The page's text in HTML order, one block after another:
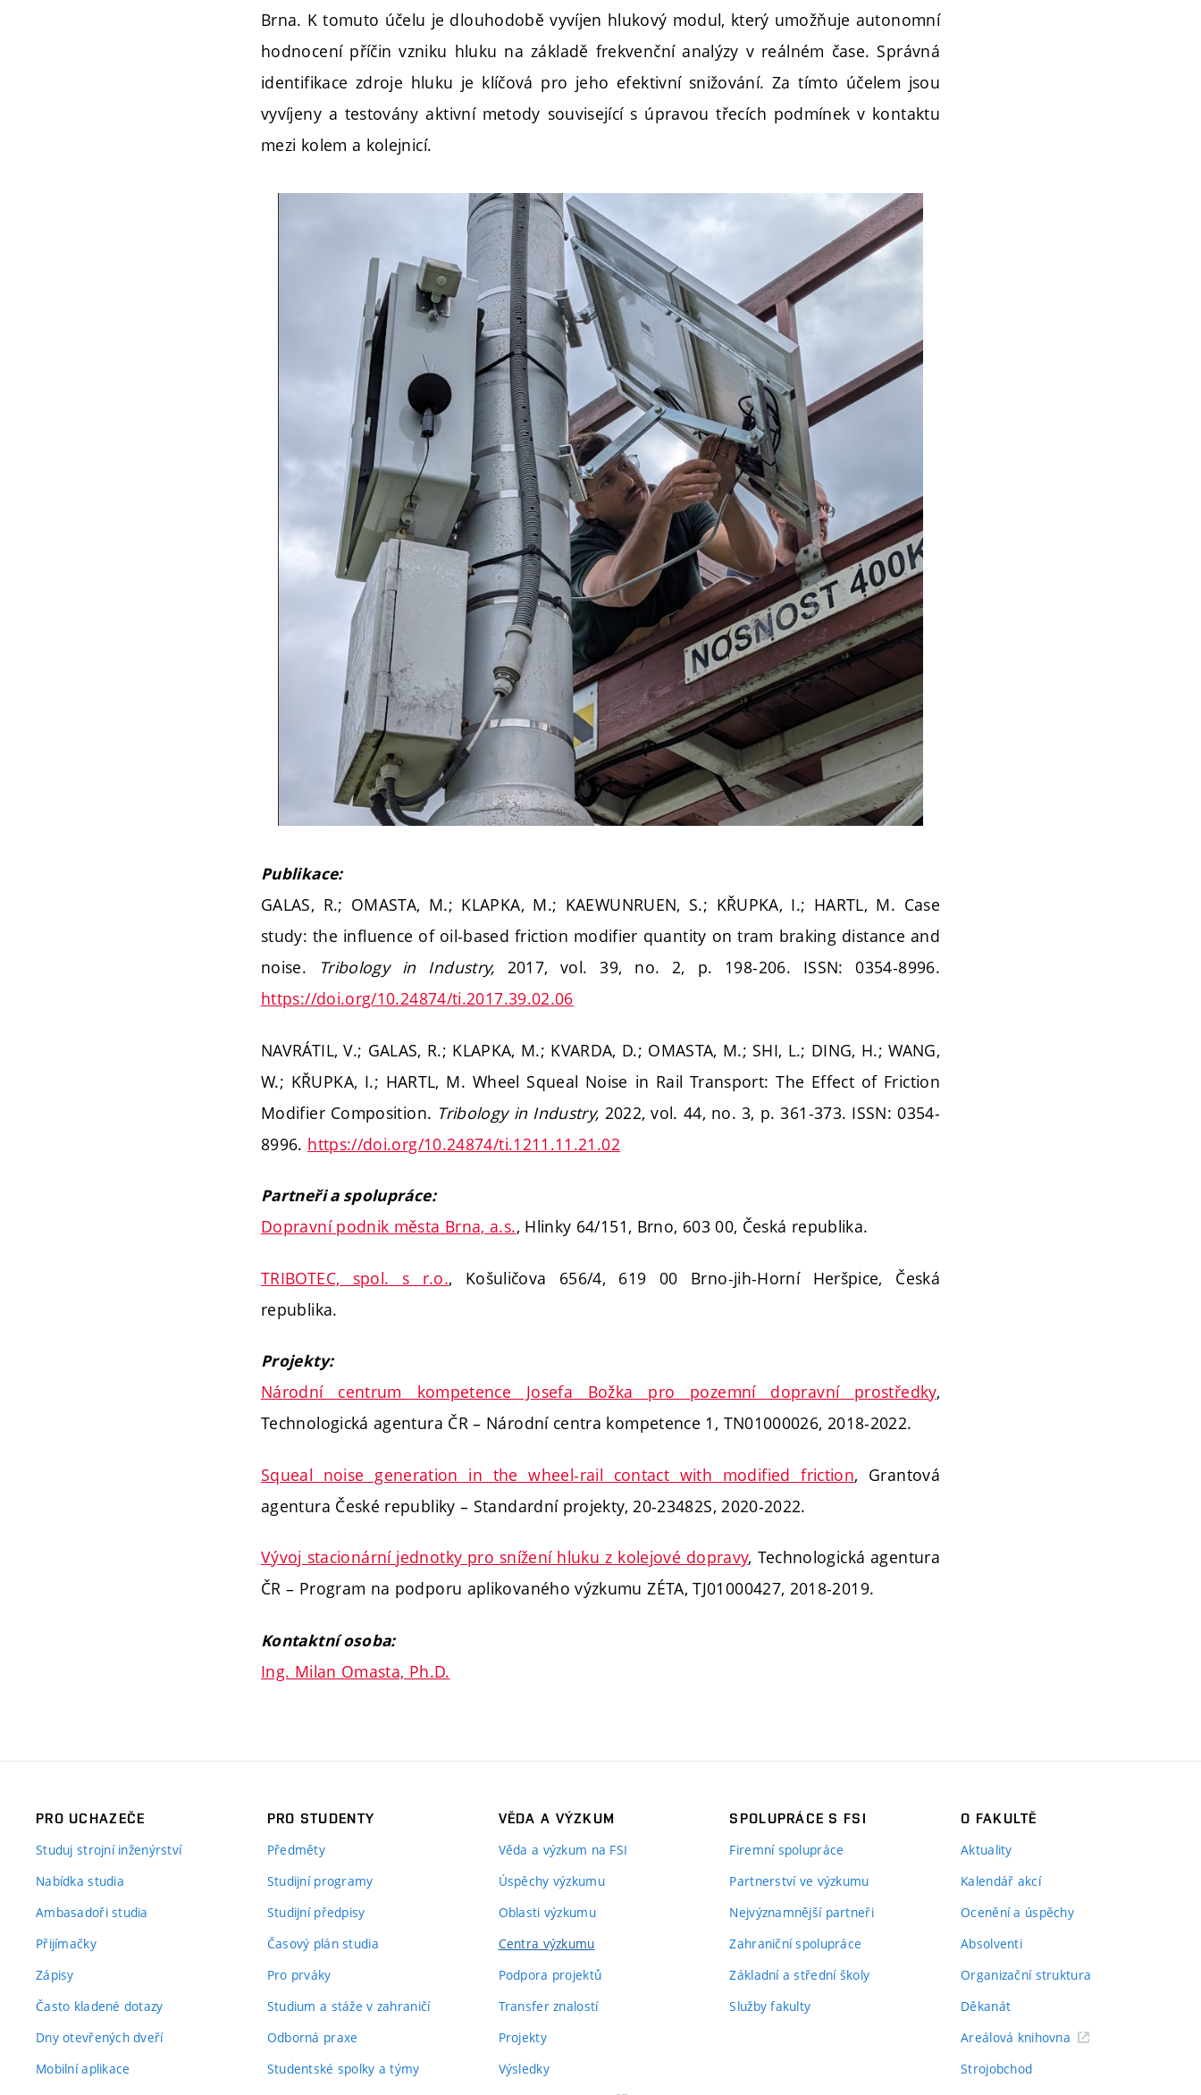
Brna. K tomuto účelu je dlouhodobě vyvíjen hlukový modul, který umožňuje autonomní
hodnocení příčin vzniku hluku na základě frekvenční analýzy v reálném čase. Správná
identifikace zdroje hluku je klíčová pro jeho efektivní snižování. Za tímto účelem jsou
vyvíjeny a testovány aktivní metody související s úpravou třecích podmínek v kontaktu
mezi kolem a kolejnicí.
Publikace:
GALAS, R.; OMASTA, M.; KLAPKA, M.; KAEWUNRUEN, S.; KŘUPKA, I.; HARTL, M. Case
study: the influence of oil-based friction modifier quantity on tram braking distance and
noise.
Tribology in Industry, 2017, vol. 39, no. 2, p. 198-206. ISSN: 0354-8996.
https://doi.org/10.24874/ti.2017.39.02.06
NAVRÁTIL, V.; GALAS, R.; KLAPKA, M.; KVARDA, D.; OMASTA, M.; SHI, L.; DING, H.; WANG,
W.; KŘUPKA, I.; HARTL, M. Wheel Squeal Noise in Rail Transport: The Effect of Friction
Modifier Composition. Tribology in Industry, 2022, vol. 44, no. 3, p. 361-373. ISSN: 0354-
8996. https://doi.org/10.24874/ti.1211.11.21.02
Partneři a spolupráce:
Dopravní podnik města Brna, a.s., Hlinky 64/151, Brno, 603 00, Česká republika.
TRIBOTEC, spol. s r.o., Košuličova 656/4, 619 00 Brno-jih-Horní Heršpice, Česká
republika.
Projekty:
Národní centrum kompetence Josefa Božka pro pozemní dopravní prostředky,
Technologická agentura ČR – Národní centra kompetence 1, TN01000026, 2018-2022.
Squeal noise generation in the wheel-rail contact with modified friction, Grantová
agentura České republiky – Standardní projekty, 20-23482S, 2020-2022.
Vývoj stacionární jednotky pro snížení hluku z kolejové dopravy, Technologická agentura
ČR – Program na podporu aplikovaného výzkumu ZÉTA, TJ01000427, 2018-2019.
Kontaktní osoba:
Ing. Milan Omasta, Ph.D.
PRO UCHAZEČE
Studuj strojní inženýrství
Nabídka studia
Ambasadoři studia
Přijímačky
Zápisy
Často kladené dotazy
Dny otevřených dveří
Mobilní aplikace
PRO STUDENTY
Předměty
Studijní programy
Studijní předpisy
Časový plán studia
Pro prváky
Studium a stáže v zahraničí
Odborná praxe
Studentské spolky a týmy
VĚDA A VÝZKUM
Věda a výzkum na FSI
Úspěchy výzkumu
Oblasti výzkumu
Centra výzkumu
Podpora projektů
Transfer znalostí
Projekty
Výsledky
SPOLUPRÁCE S FSI
Firemní spolupráce
Partnerství ve výzkumu
Nejvýznamnější partneři
Zahraniční spolupráce
Základní a střední školy
Služby fakulty
O FAKULTĚ
Aktuality
Kalendář akcí
Ocenění a úspěchy
Absolventi
Organizační struktura
Děkanát
Areálová knihovna
Strojobchod